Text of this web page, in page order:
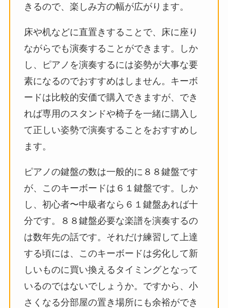
きるので、楽しみ方の幅が広がります。
床や机などに直置きすることで、床に座り
ながらでも演奏することができます。しか
し、ピアノを演奏するには姿勢が大事な要
素になるのでおすすめはしません。キーボ
ードは比較的安価で購入できますが、でき
れば専用のスタンドや椅子を一緒に購入し
て正しい姿勢で演奏することをおすすめし
ます。
ピアノの鍵盤の数は一般的に８８鍵盤です
が、このキーボードは６１鍵盤です。しか
し、初心者〜中級者なら６１鍵盤あれば十
分です。８８鍵盤必要な楽譜を演奏するの
は数年先の話です。それだけ練習して上達
する頃には、このキーボードは劣化して新
しいものに買い換えるタイミングとなって
いるのではないでしょうか。ですから、小
さくなる分部屋の置き場所にも余裕ができ